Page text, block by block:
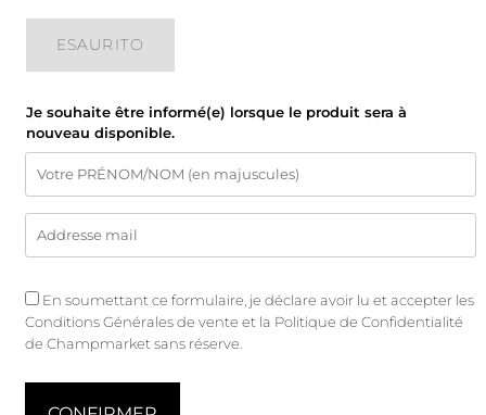
ESAURITO
Je souhaite être informé(e) lorsque le produit sera à
nouveau disponible.
En soumettant ce formulaire, je déclare avoir lu et accepter les
Conditions Générales de vente et la Politique de Confidentialité
de Champmarket sans réserve.